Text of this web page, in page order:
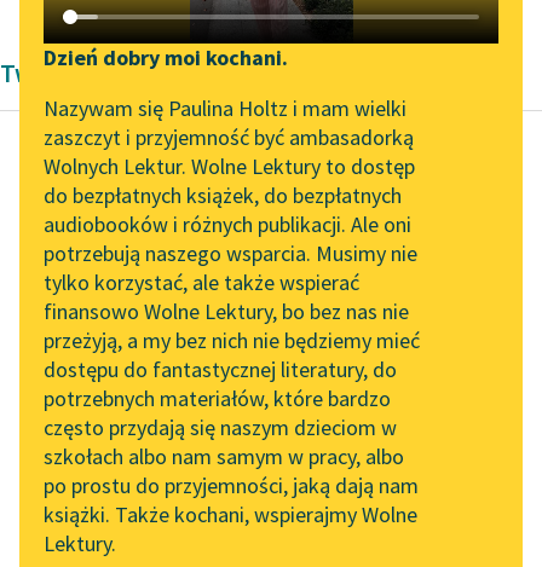
Katalog DAISY
Podkasty o książkach
Zgłoś brak utworu
Aktualności
Spotkanie z Katarzyną
Tunkiel w Oslo
Wolne Lektury na 32.
Pol’and’Rock Festivalu
„Kochanek Lady
Chatterley” do słuchania
na Wolnych Lekturach
Nowy audiobook –
„Marzenie o Oriencie”
Sophie Elkan
Kolekcja Nadwyraz.com x
Wolne Lektury – idealna na
Narzędzia
Mapa Wolnych Lektur
Leśmianator
Przewodnik dla piszących i
czytających
API
OAI-PMH
Widget Wolnych Lektur
Przypisy
Dzień dobry moi kochani.
Nazywam się Paulina Holtz i mam wielki
zaszczyt i przyjemność być ambasadorką
Wolnych Lektur. Wolne Lektury to dostęp
do bezpłatnych książek, do bezpłatnych
audiobooków i różnych publikacji. Ale oni
potrzebują naszego wsparcia. Musimy nie
tylko korzystać, ale także wspierać
finansowo Wolne Lektury, bo bez nas nie
przeżyją, a my bez nich nie będziemy mieć
dostępu do fantastycznej literatury, do
potrzebnych materiałów, które bardzo
często przydają się naszym dzieciom w
szkołach albo nam samym w pracy, albo
po prostu do przyjemności, jaką dają nam
książki. Także kochani, wspierajmy Wolne
Lektury.
Twórczość Zygmunta Kaczkowskiego
Zygmunt Kaczkowski
Murdelio
Bo powiedzże sam, czy
można było większego
wstydu, większej hańby
dożyć na starość, jak
ja...
Czytaj więcej